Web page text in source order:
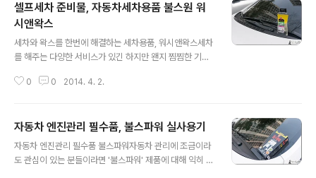
셀프세차 준비물, 자동차세차용품 불스원 워
시앤왁스
세차와 왁스를 한번에 해결하는 세차용품, 워시앤왁스세차
를 해주는 다양한 서비스가 있긴 하지만 왠지 찜찜한 기분
다. 저 같은 경우 아이가 있다보니 주기적으로 차량 외부는
지만 예전에는 관련 서비스를 종종 이용하기도 했고요. 그
런데, 스팀세차 같은 서비스가 꼼꼼하게 구석구석 깨끗하
게 세차가 가능하긴 하지만 수시로 하기에는 금전적으로
0 0 2014. 4. 2.
자동차 엔진관리 필수품, 불스파워 실사용기
자동차 엔진관리 필수품 불스파워자동차 관리에 조금이라
도 관심이 있는 분들이라면 '불스파워' 제품에 대해 익히 들